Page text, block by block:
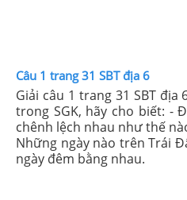
Câu 1 trang 31 SBT địa 6
Giải câu 1 trang 31 SBT địa
trong SGK, hãy cho biết: -
chênh lệch nhau như thế
Những ngày nào trên Trái
ngày đêm bằng nhau.